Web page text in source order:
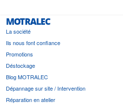
MOTRALEC
La société
Ils nous font confiance
Promotions
Déstockage
Blog MOTRALEC
Dépannage sur site / Intervention
Réparation en atelier